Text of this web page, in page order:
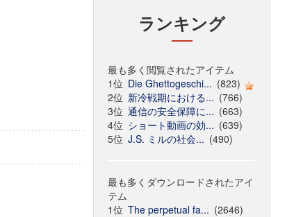
ランキング
最も多く閲覧されたアイテム
1位 Die Ghettogeschi... (823)
2位 新冷戦期における... (766)
3位 通信の安全保障に... (663)
4位 ショート動画の効... (639)
5位 J.S. ミルの社会... (490)
最も多くダウンロードされたアイ
テム
1位 The perpetual fa... (2646)